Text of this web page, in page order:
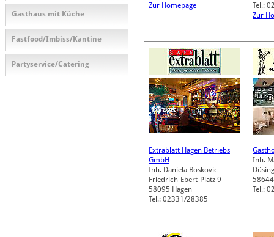
Gasthaus mit Küche
Fastfood/Imbiss/Kantine
Partyservice/Catering
Zur Homepage
Tel.:
Zur
Extrablatt Hagen Betriebs
GmbH
Inh. Daniela Boskovic
Friedrich-Ebert-Platz 9
58095 Hagen
Tel.: 02331/28385
Inh.
58644
Tel.: